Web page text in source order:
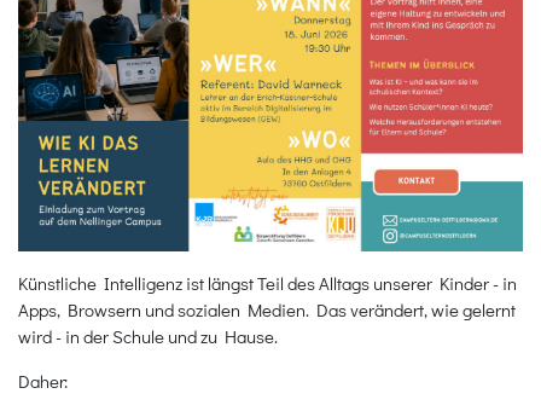
Künstliche Intelligenz ist längst Teil des Alltags unserer Kinder - in
Apps, Browsern und sozialen Medien. Das verändert, wie gelernt
wird - in der Schule und zu Hause.
Daher: